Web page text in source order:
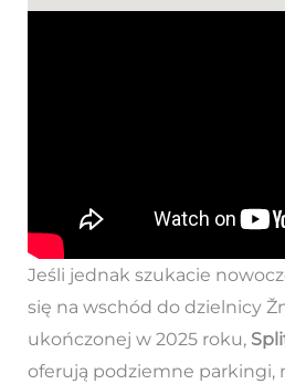
Jeśli jednak szukacie
się na wschód do dzielnicy
ukończonej w 2025 roku,
oferują podziemne parkingi,